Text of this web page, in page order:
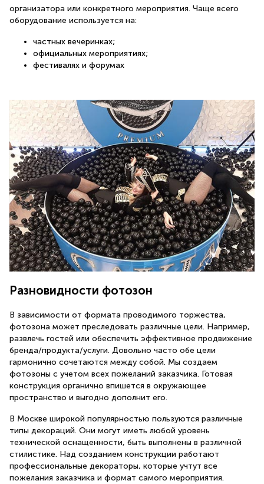
организатора или конкретного мероприятия. Чаще всего
оборудование используется на:
частных вечеринках;
официальных мероприятиях;
фестивалях и форумах
Разновидности фотозон
В зависимости от формата проводимого торжества,
фотозона может преследовать различные цели. Например,
развлечь гостей или обеспечить эффективное продвижение
бренда/продукта/услуги. Довольно часто обе цели
гармонично сочетаются между собой. Мы создаем
фотозоны с учетом всех пожеланий заказчика. Готовая
конструкция органично впишется в окружающее
пространство и выгодно дополнит его.
В Москве широкой популярностью пользуются различные
типы декораций. Они могут иметь любой уровень
технической оснащенности, быть выполнены в различной
стилистике. Над созданием конструкции работают
профессиональные декораторы, которые учтут все
пожелания заказчика и формат самого мероприятия.